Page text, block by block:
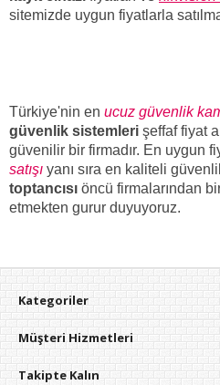
sitemizde uygun fiyatlarla
Türkiye'nin en ucuz güvenlik
güvenlik sistemleri şeffaf fiyat
güvenilir bir firmadır. En uygun
satışı yanı sıra en kaliteli
toptancısı öncü firmalarından
etmekten gurur
Kategoriler
Müşteri Hizmetleri
Takipte Kalın